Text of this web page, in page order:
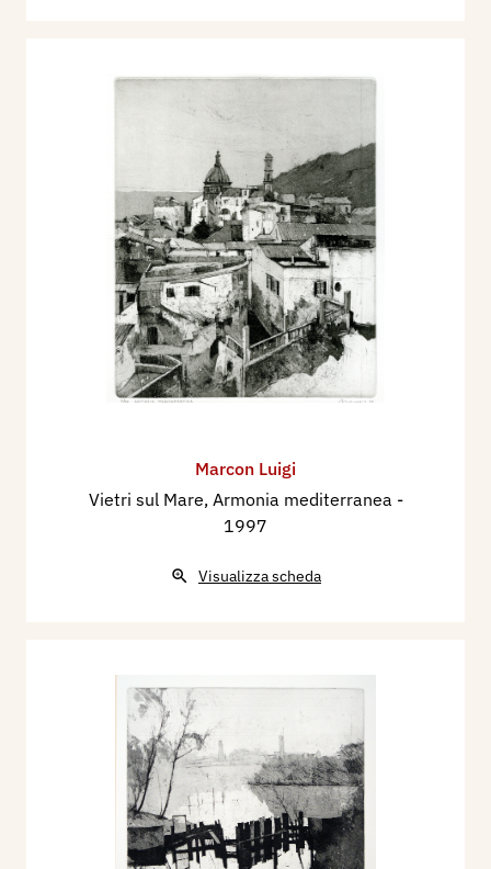
Marcon Luigi
Vietri sul Mare, Armonia mediterranea -
1997
Visualizza scheda